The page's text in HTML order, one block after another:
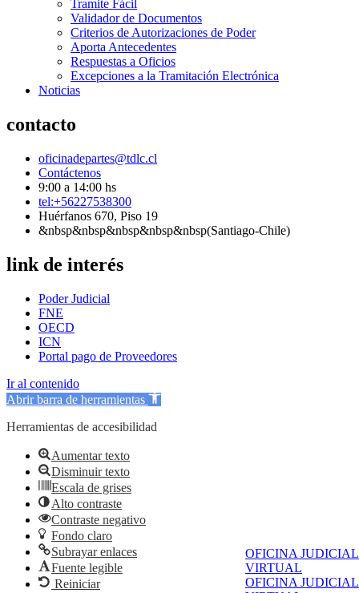
OFICINA JUDICIAL
VIRTUAL
OFICINA JUDICIAL
Tramite Fácil
Validador de Documentos
Criterios de Autorizaciones de Poder
Aporta Antecedentes
Respuestas a Oficios
Excepciones a la Tramitación Electrónica
Noticias
contacto
oficinadepartes@tdlc.cl
Contáctenos
9:00 a 14:00 hs
tel:+56227538300
Huérfanos 670, Piso 19
&nbsp&nbsp&nbsp&nbsp&nbsp(Santiago-Chile)
link de interés
Poder Judicial
FNE
OECD
ICN
Portal pago de Proveedores
Ir al contenido
Abrir barra de herramientas
Herramientas de accesibilidad
Aumentar texto
Disminuir texto
Escala de grises
Alto contraste
Contraste negativo
Fondo claro
Subrayar enlaces
Fuente legible
Reiniciar